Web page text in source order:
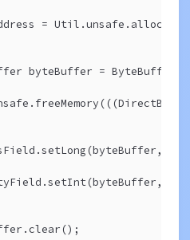
=
byteBuffer =